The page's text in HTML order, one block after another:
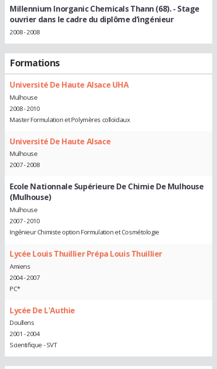
Millennium Inorganic Chemicals Thann (68).- Stage
ouvrier dans le cadre du diplôme d’ingénieur
2008 - 2008
Formations
Université De Haute Alsace UHA
Mulhouse
2008 - 2010
Master Formulation et Polymères colloïdaux
Université De Haute Alsace
Mulhouse
2007 - 2008
Ecole Nationnale Supérieure De Chimie De Mulhouse
(Mulhouse)
Mulhouse
2007 - 2010
Ingénieur Chimiste option Formulation et Cosmétologie
Lycée Louis Thuillier Prépa Louis Thuillier
Amiens
2004 - 2007
PC*
Lycée De L'Authie
Doullens
2001 - 2004
Scientifique - SVT